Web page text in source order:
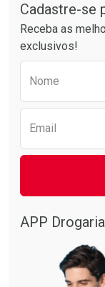
Cadastre-se
Receba as
exclusivos!
Nome
Email
APP